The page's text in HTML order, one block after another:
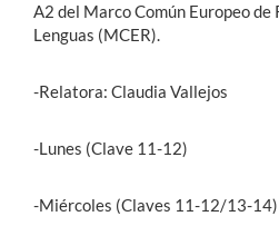
A2 del Marco Común Europeo de
Lenguas (MCER).
-Relatora: Claudia Vallejos
-Lunes (Clave 11-12)
-Miércoles (Claves 11-12/13-14)